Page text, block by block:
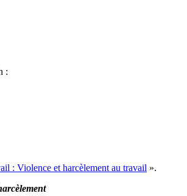
:
: Violence et harcèlement au travail ».